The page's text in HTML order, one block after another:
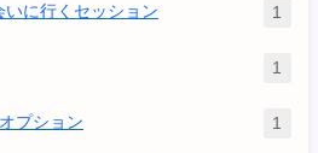
に行くセッション 1
1
プション 1